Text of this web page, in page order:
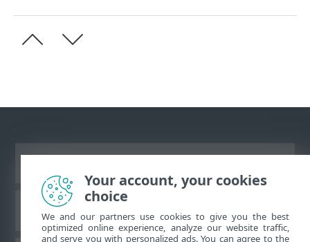
ESET teadmistebaas
Your account, your cookies
choice
We and our partners use cookies to give you the best
optimized online experience, analyze our website traffic,
and serve you with personalized ads. You can agree to the